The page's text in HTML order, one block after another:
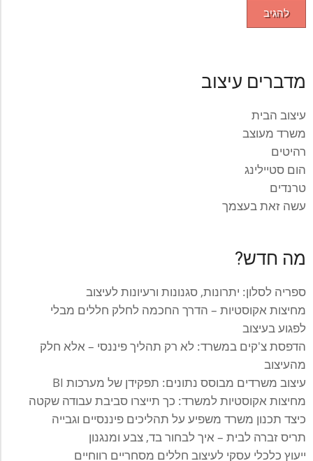
מדברים עיצוב
עיצוב הבית
משרד מעוצב
רהיטים
הום סטיילינג
טרנדים
עשה זאת בעצמך
מה חדש?
ספריה לסלון: יתרונות, סגנונות ורעיונות לעיצוב
מחיצות אקוסטיות – הדרך החכמה לחלק חללים מבלי
לפגוע בעיצוב
הדפסת צ'קים במשרד: לא רק תהליך פיננסי – אלא חלק
מהעיצוב
עיצוב משרדים מבוסס נתונים: תפקידן של מערכות BI
מחיצות אקוסטיות למשרד: כך תייצרו סביבת עבודה שקטה
כיצד תכנון משרד משפיע על תהליכים פיננסיים וגבייה
תריס זברה לבית – איך לבחור בד, צבע ומנגנון
ייעוץ כלכלי עסקי לעיצוב חללים מסחריים רווחיים